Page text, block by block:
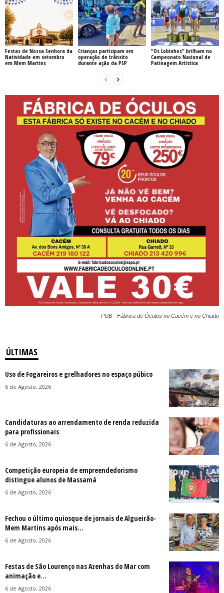
Festas de Nossa Senhora da
Natividade em setembro
em Mem Martins
Crianças participam em
operação de trânsito
durante ação da PSP
“Os Lobinhos” brilham no
Campeonato Nacional de
Patinagem Artística
PUB - Fábrica de Óculos no Cacém e no Chiado
ÚLTIMAS
Uso de Fogareiros e grelhadores no espaço púbico
6 de Agosto, 2026
Candidaturas ao arrendamento de renda reduzida
para profissionais
6 de Agosto, 2026
Competição europeia de empreendedorismo
distingue alunos de Massamá
6 de Agosto, 2026
Fechou o último quiosque de jornais de Algueirão-
Mem Martins após mais...
6 de Agosto, 2026
Festas de São Lourenço nas Azenhas do Mar com
animação e...
6 de Agosto, 2026